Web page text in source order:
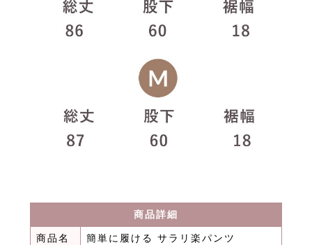
商品詳細
商品名 簡単に履ける サラリ楽パンツ